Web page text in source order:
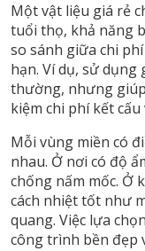
Một vật liệu giá rẻ
tuổi thọ, khả năng
so sánh giữa chi
hạn. Ví dụ, sử dụng
thường, nhưng
kiệm chi phí kết
Mỗi vùng miền có
nhau. Ở nơi có độ
chống nấm mốc. Ở
cách nhiệt tốt như
quang. Việc lựa
công trình bền đẹp